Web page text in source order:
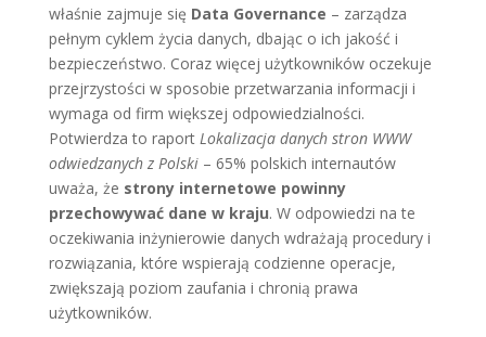
właśnie zajmuje się Data Governance – zarządza
pełnym cyklem życia danych, dbając o ich jakość i
bezpieczeństwo. Coraz więcej użytkowników oczekuje
przejrzystości w sposobie przetwarzania informacji i
wymaga od firm większej odpowiedzialności.
Potwierdza to raport Lokalizacja danych stron WWW
odwiedzanych z Polski– 65% polskich internautów
uważa, że strony internetowe powinny
przechowywać dane w kraju. W odpowiedzi na te
oczekiwania inżynierowie danych wdrażają procedury i
rozwiązania, które wspierają codzienne operacje,
zwiększają poziom zaufania i chronią prawa
użytkowników.